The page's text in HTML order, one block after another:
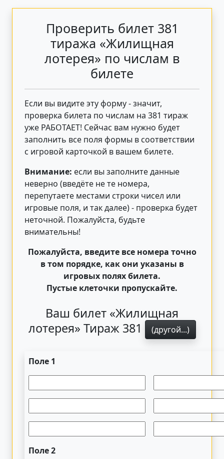
Проверить билет 381
тиража «Жилищная
лотерея» по числам в
билете
Если вы видите эту форму - значит,
проверка билета по числам на 381 тираж
уже РАБОТАЕТ! Сейчас вам нужно будет
заполнить все поля формы в соответствии
с игровой карточкой в вашем билете.
Внимание: если вы заполните данные
неверно (введёте не те номера,
перепутаете местами строки чисел или
игровые поля, и так далее) - проверка будет
неточной. Пожалуйста, будьте
внимательны!
Пожалуйста, введите все номера точно
в том порядке, как они указаны в
игровых полях билета.
Пустые клеточки пропускайте.
Ваш билет «Жилищная
лотерея» Тираж 381
(другой...)
Поле 1
Поле 2